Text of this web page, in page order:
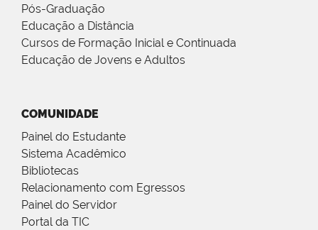
Pós-Graduação
Educação a Distância
Cursos de Formação Inicial e Continuada
Educação de Jovens e Adultos
COMUNIDADE
Painel do Estudante
Sistema Acadêmico
Bibliotecas
Relacionamento com Egressos
Painel do Servidor
Portal da TIC